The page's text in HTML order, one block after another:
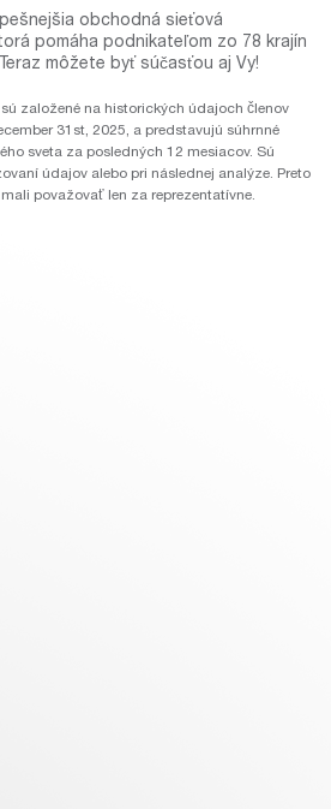
obchodná sieťová
pomáha podnikateľom zo 78 krajín
môžete byť súčasťou aj Vy!
založené na historických údajoch členov
31st, 2025, a predstavujú súhrnné
sveta za posledných 12 mesiacov. Sú
údajov alebo pri následnej analýze. Preto
považovať len za reprezentatívne.